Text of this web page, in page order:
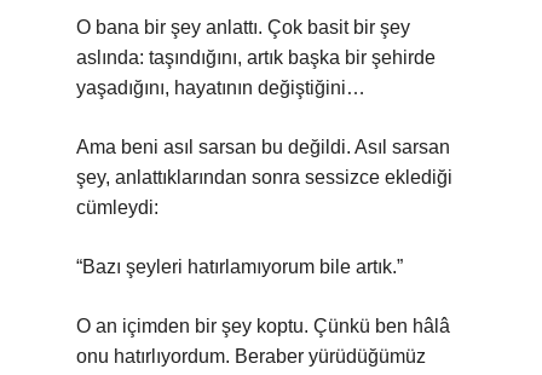
O bana bir şey anlattı. Çok basit bir şey
aslında: taşındığını, artık başka bir şehirde
yaşadığını, hayatının değiştiğini…
Ama beni asıl sarsan bu değildi. Asıl sarsan
şey, anlattıklarından sonra sessizce eklediği
cümleydi:
“Bazı şeyleri hatırlamıyorum bile artık.”
O an içimden bir şey koptu. Çünkü ben hâlâ
onu hatırlıyordum. Beraber yürüdüğümüz